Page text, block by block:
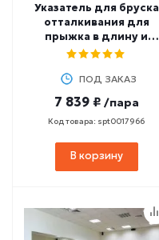
Указатель для бруска
отталкивания для
прыжка в длину и
тройного прыжка
ПОД ЗАКАЗ
7 839 ₽ /пара
Код товара: spt0017966
В корзину